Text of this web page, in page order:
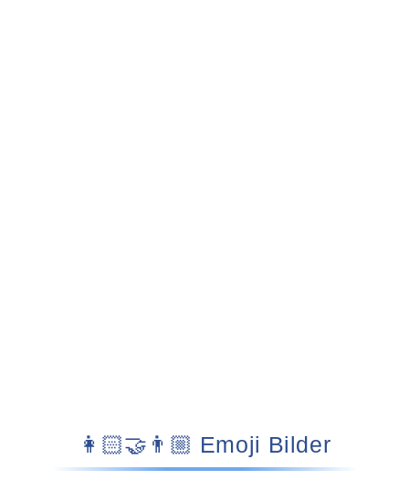
👩🏻‍🤝‍👨🏼 Emoji Bilder